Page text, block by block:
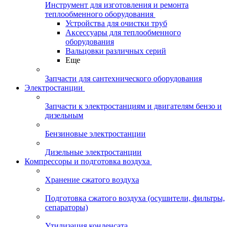
Инструмент для изготовления и ремонта
теплообменного оборудования
Устройства для очистки труб
Аксессуары для теплообменного
оборудования
Вальцовки различных серий
Еще
Запчасти для сантехнического оборудования
Электростанции
Запчасти к электростанциям и двигателям бензо и
дизельным
Бензиновые электростанции
Дизельные электростанции
Компрессоры и подготовка воздуха
Хранение сжатого воздуха
Подготовка сжатого воздуха (осушители, фильтры,
сепараторы)